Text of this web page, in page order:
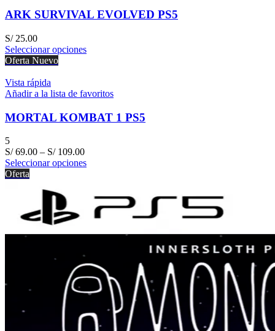
ARK SURVIVAL EVOLVED PS5
S/25.00
Seleccionar opciones
Oferta Nuevo
Vista rápida
Añadir a la lista de favoritos
MORTAL KOMBAT 1 PS5
5
S/69.00 – S/109.00
Seleccionar opciones
Oferta